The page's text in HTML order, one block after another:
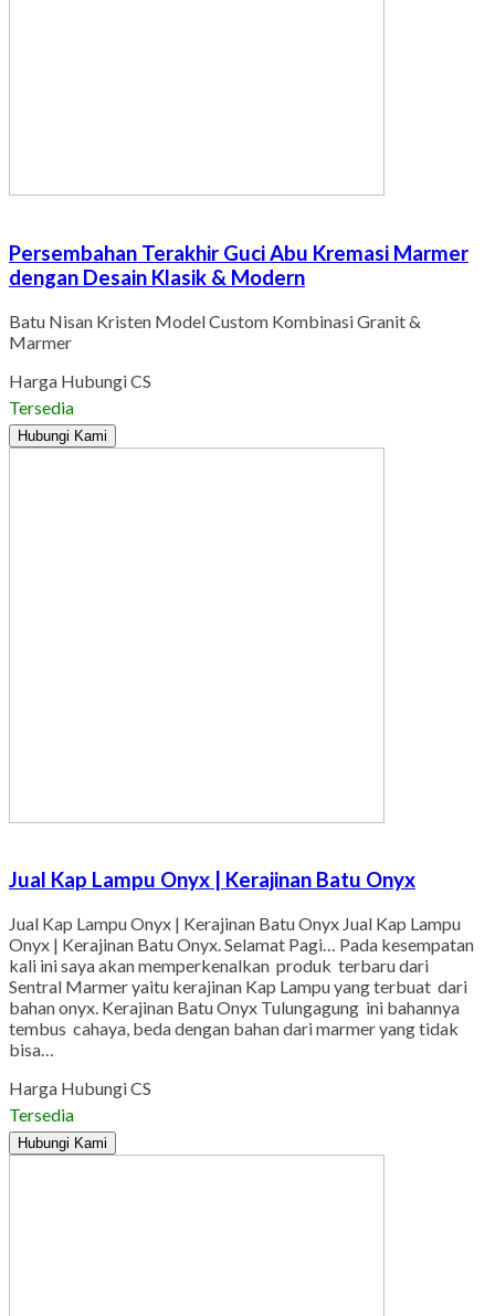
Persembahan Terakhir Guci Abu Kremasi Marmer
dengan Desain Klasik & Modern
Batu Nisan Kristen Model Custom Kombinasi Granit &
Marmer
Harga Hubungi CS
Tersedia
Hubungi Kami
Jual Kap Lampu Onyx | Kerajinan Batu Onyx
Jual Kap Lampu Onyx | Kerajinan Batu Onyx Jual Kap Lampu
Onyx | Kerajinan Batu Onyx. Selamat Pagi… Pada kesempatan
kali ini saya akan memperkenalkan produk terbaru dari
Sentral Marmer yaitu kerajinan Kap Lampu yang terbuat dari
bahan onyx. Kerajinan Batu Onyx Tulungagung ini bahannya
tembus cahaya, beda dengan bahan dari marmer yang tidak
bisa…
Harga Hubungi CS
Tersedia
Hubungi Kami